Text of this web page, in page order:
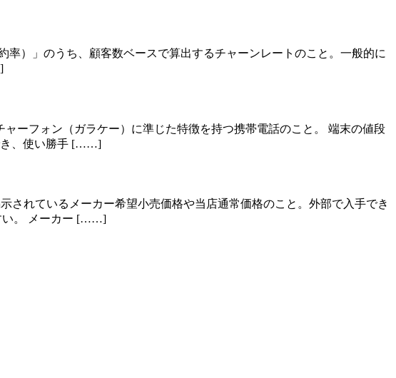
率）」のうち、顧客数ベースで算出するチャーンレートのこと。一般的に
ーフォン（ガラケー）に準じた特徴を持つ携帯電話のこと。 端末の値段
き、使い勝手 [……]
されているメーカー希望小売価格や当店通常価格のこと。外部で入手でき
い。 メーカー [……]